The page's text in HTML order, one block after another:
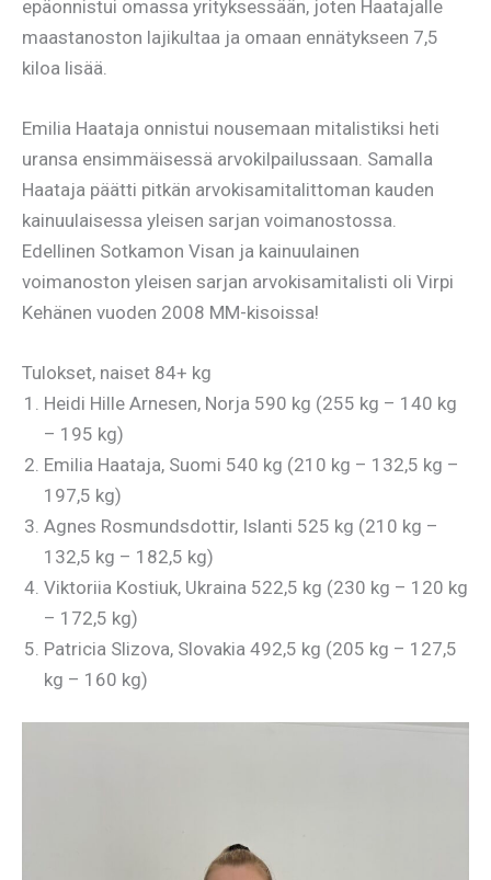
epäonnistui omassa yrityksessään, joten Haatajalle
maastanoston lajikultaa ja omaan ennätykseen 7,5
kiloa lisää.
Emilia Haataja onnistui nousemaan mitalistiksi heti
uransa ensimmäisessä arvokilpailussaan. Samalla
Haataja päätti pitkän arvokisamitalittoman kauden
kainuulaisessa yleisen sarjan voimanostossa.
Edellinen Sotkamon Visan ja kainuulainen
voimanoston yleisen sarjan arvokisamitalisti oli Virpi
Kehänen vuoden 2008 MM-kisoissa!
Tulokset, naiset 84+ kg
Heidi Hille Arnesen, Norja 590 kg (255 kg – 140 kg
– 195 kg)
Emilia Haataja, Suomi 540 kg (210 kg – 132,5 kg –
197,5 kg)
Agnes Rosmundsdottir, Islanti 525 kg (210 kg –
132,5 kg – 182,5 kg)
Viktoriia Kostiuk, Ukraina 522,5 kg (230 kg – 120 kg
– 172,5 kg)
Patricia Slizova, Slovakia 492,5 kg (205 kg – 127,5
kg – 160 kg)